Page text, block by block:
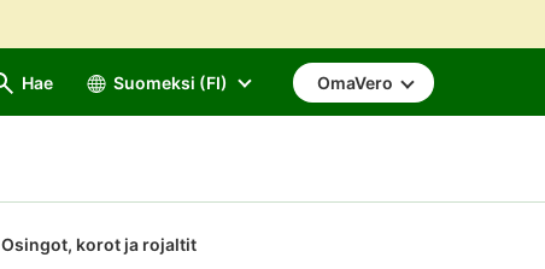
Hae Suomeksi (FI) OmaVero
Osingot, korot ja rojaltit